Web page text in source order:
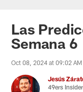
Las
Semana 6
Oct 08, 2024 at 09:02 AM
Jesús
49ers Insider